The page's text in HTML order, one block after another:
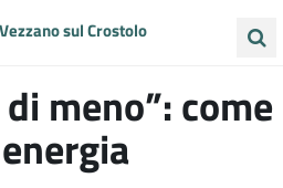
sul Crostolo
VIVI VEZZANO
MATILDICHE
meno”: come